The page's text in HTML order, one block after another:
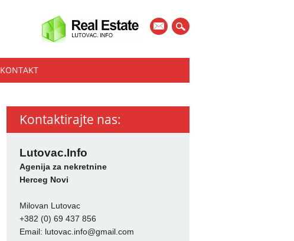
mail
KONTAKT
Kontaktirajte nas:
Lutovac.Info
Agenija za nekretnine
Herceg Novi
Milovan Lutovac
+382 (0) 69 437 856
Email: lutovac.info@gmail.com